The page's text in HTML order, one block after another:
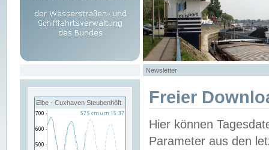
Newsletter
Elbe - Cuxhaven Steubenhöft Freier
Hier können
Parameter aus den